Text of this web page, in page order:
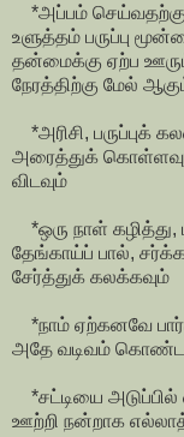
*அப்பம் செய்வதற்கு
உளுத்தம் பருப்பு
தன்மைக்கு ஏற்ப
நேரத்திற்கு மேல்
*அரிசி, பருப்புக்
அரைத்துக்
விடவும்
*ஒரு நாள்
தேங்காய்ப் பால்,
சேர்த்துக் கலக்கவும்
*நாம் ஏற்கனவே
அதே வடிவம் கொண்ட
*சட்டியை
ஊற்றி நன்றாக எல்லாத்